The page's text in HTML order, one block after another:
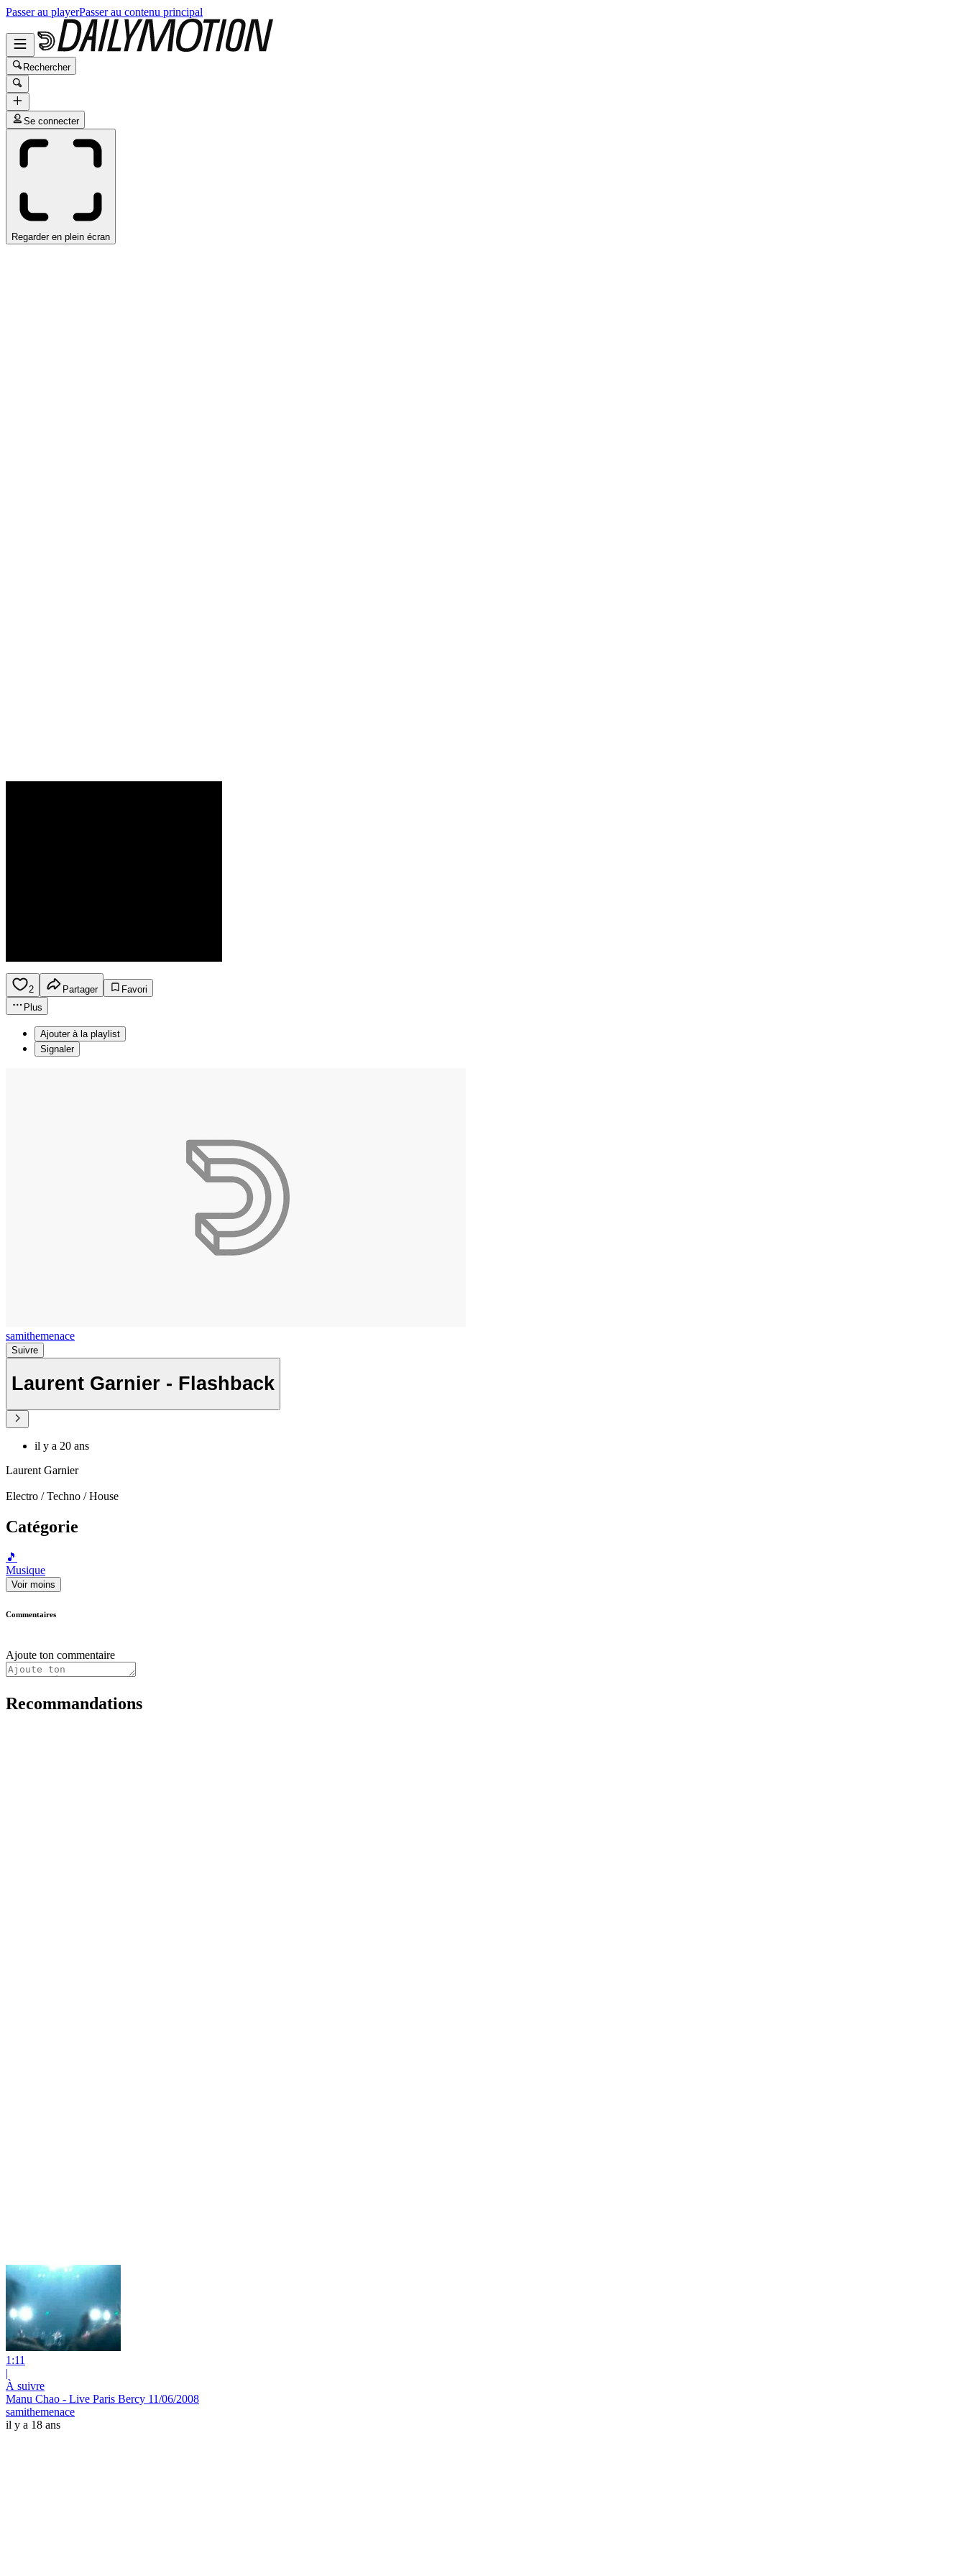
Passer au playerPasser au contenu principal
Rechercher
Se connecter
Regarder en plein écran
2 Partager
Favori
Plus
Ajouter à la playlist
Signaler
samithemenace
Suivre
Laurent Garnier - Flashback
il y a 20 ans
Laurent Garnier
Electro / Techno / House
Catégorie
🎵
Musique
Voir moins
Commentaires
Ajoute ton commentaire
Recommandations
1:11
|
À suivre
Manu Chao - Live Paris Bercy 11/06/2008
samithemenace
il y a 18 ans